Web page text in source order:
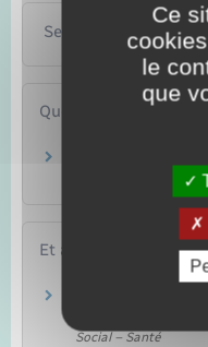
Services en ligne et
Questions ?
Et aussi
Social – Santé
Ce
le
que